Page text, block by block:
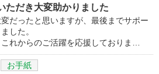
ただき大変助かりました
だったと思いますが、最後までサポー
した。
れからのご活躍を応援しておりま…
お手紙